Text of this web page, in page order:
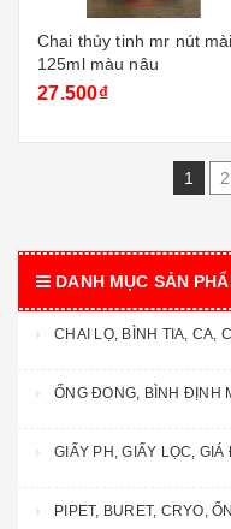
Chai thủy tinh mr nút mài
125ml màu nâu
27.500₫
1 2
DANH MỤC SẢN
CHAI LỌ, BÌNH TIA, CA,
ỐNG ĐONG, BÌNH ĐỊNH
GIẤY PH, GIẤY LỌC, GIÁ
PIPET, BURET, CRYO,